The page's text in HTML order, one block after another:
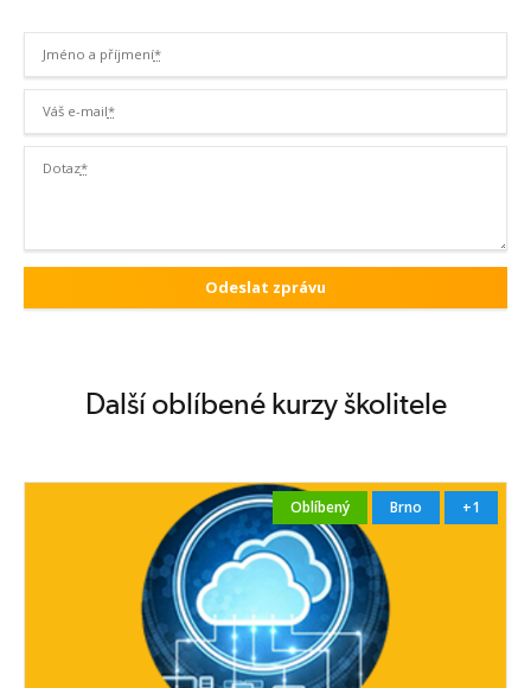
Jméno a příjmení*
Váš e-mail*
Dotaz*
Další oblíbené kurzy školitele
Oblíbený Brno +1